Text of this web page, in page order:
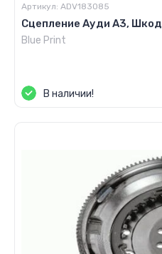
Артикул: ADV183085
Сцепление Ауди А3,
Blue Print
В наличии!